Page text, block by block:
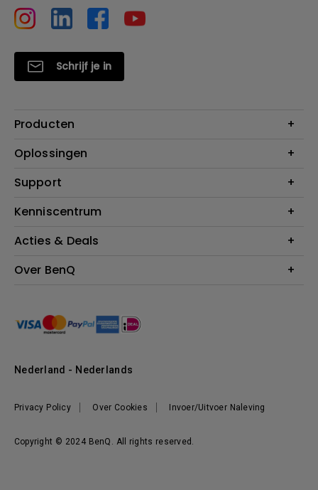
Schrijf je in
Producten
Projectoren
Verlichting
Speakers
Oplossingen
Education
Support
Contact
BenQ Shop - FAQ
BenQ Shop - Retourneren
Kenniscentrum
Blog
Acties & Deals
Evenementen & Promoties
Over BenQ
Management
Nieuws
Werken bij BenQ
Copyright © 2024 BenQ. All rights reserved.
Privacy Policy Over Cookies Invoer/Uitvoer Naleving
Nederland - Nederlands